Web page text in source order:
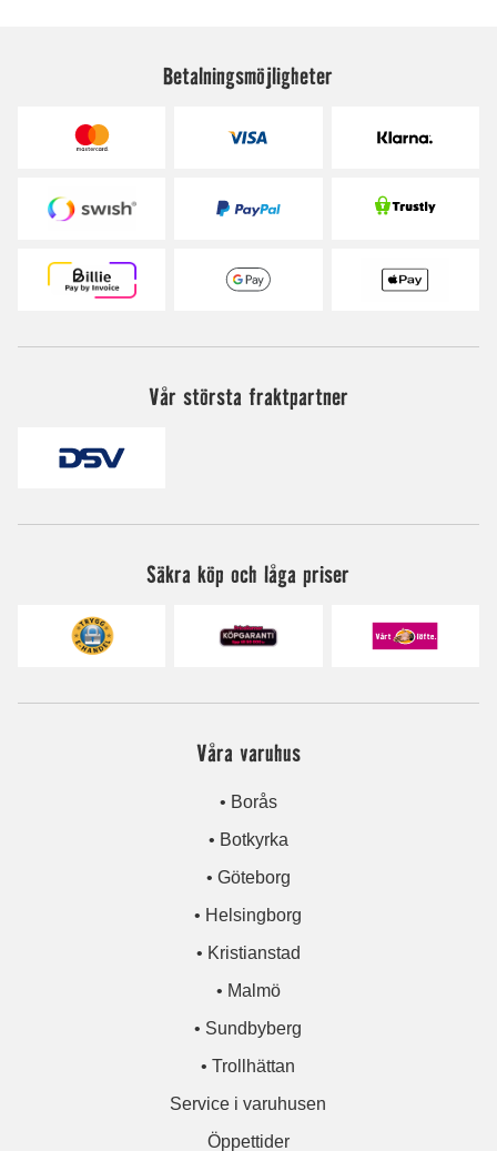
Betalningsmöjligheter
Vår största fraktpartner
Säkra köp och låga priser
Våra varuhus
• Borås
• Botkyrka
• Göteborg
• Helsingborg
• Kristianstad
• Malmö
• Sundbyberg
• Trollhättan
Service i varuhusen
Öppettider